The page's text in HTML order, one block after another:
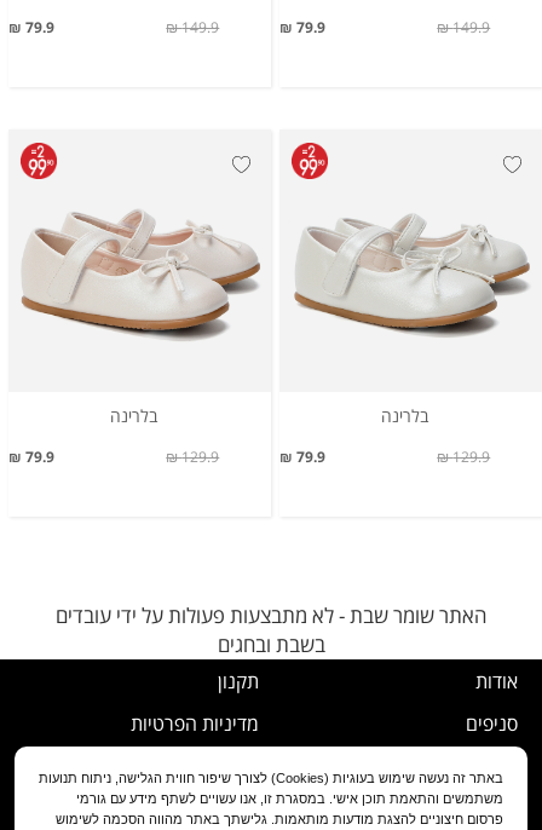
79.9 ₪ 149.9 ₪
79.9 ₪ 149.9 ₪
בלרינה
79.9 ₪ 129.9 ₪
בלרינה
79.9 ₪ 129.9 ₪
האתר שומר שבת - לא מתבצעות פעולות על ידי עובדים
בשבת ובחגים
אודות
סניפים
שירות לקוחות
תקנון
מדיניות הפרטיות
נוהל ביטול עסקה
מדיניות החלפה/החזרה/ביטול
באתר זה נעשה שימוש בעוגיות (Cookies) לצורך שיפור חווית הגלישה, ניתוח תנועות
משתמשים והתאמת תוכן אישי. במסגרת זו, אנו עשויים לשתף מידע עם גורמי
פרסום חיצוניים להצגת מודעות מותאמות. גלישתך באתר מהווה הסכמה לשימוש